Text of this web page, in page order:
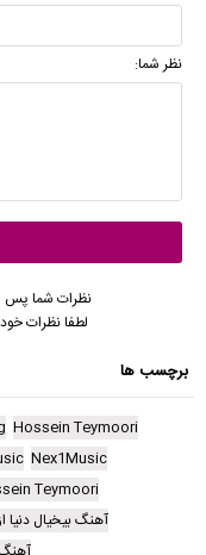
نظر شما:
نظرات شما پس
لطفا نظرات
برچسب ها
Hossein Teymoori
Nex1Music
Teymoori
آهنگ بیخیال